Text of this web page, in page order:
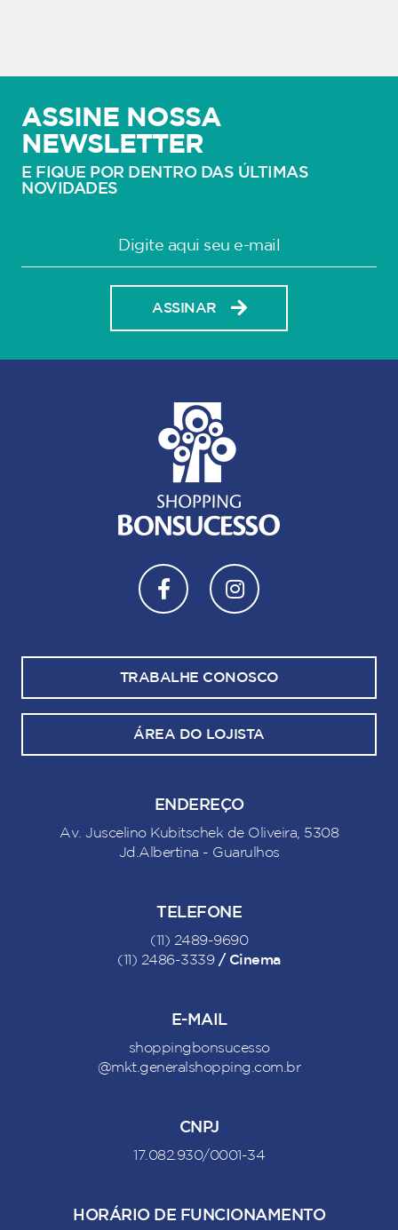
ASSINE NOSSA
NEWSLETTER
E FIQUE POR DENTRO DAS ÚLTIMAS
NOVIDADES
ASSINAR
TRABALHE CONOSCO
ÁREA DO LOJISTA
ENDEREÇO
Av. Juscelino Kubitschek de Oliveira, 5308
Jd.Albertina - Guarulhos
TELEFONE
(11) 2489-9690
(11) 2486-3339 / Cinema
E-MAIL
shoppingbonsucesso
@mkt.generalshopping.com.br
CNPJ
17.082.930/0001-34
HORÁRIO DE FUNCIONAMENTO